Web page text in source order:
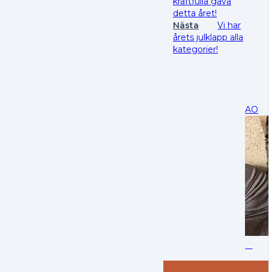
detta året!
Nästa
Vi har
årets julklapp alla
kategorier!
AO